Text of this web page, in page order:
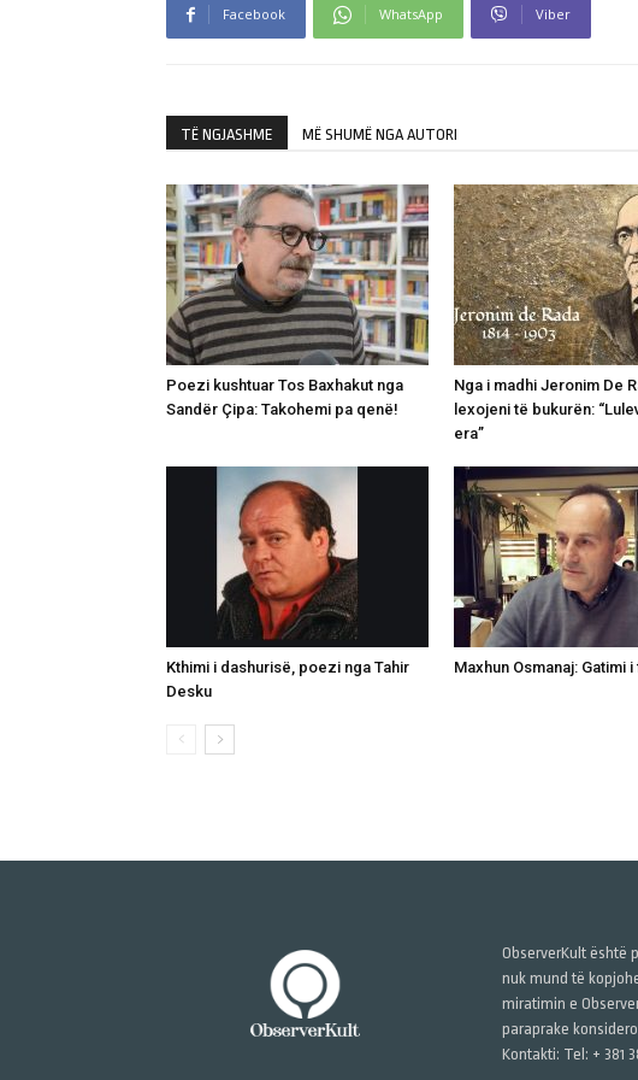
Facebook WhatsApp Viber
TË NGJASHME MË SHUMË NGA AUTORI
Poezi kushtuar Tos Baxhakut nga
Sandër Çipa: Takohemi pa qenë!
Nga i madhi Jeronim De
lexojeni të bukurën:
era”
Kthimi i dashurisë, poezi nga Tahir
Desku
Maxhun Osmanaj: Gatimi
ObserverKult është
nuk mund të
miratimin e
paraprake
Kontakti: Tel: + 381